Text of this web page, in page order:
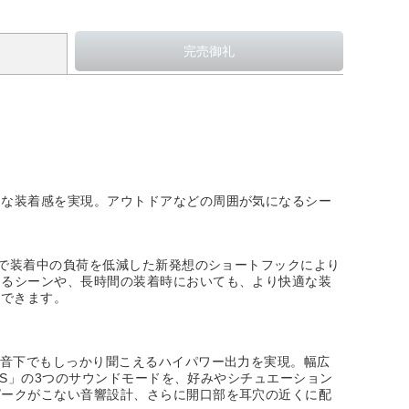
装着感を実現。アウトドアなどの周囲が気になるシー
着中の負荷を低減した新発想のショートフックにより
シーンや、長時間の装着時においても、より快適な装
きます。
下でもしっかり聞こえるハイパワー出力を実現。幅広
の3つのサウンドモードを、好みやシチュエーション
クがこない音響設計、さらに開口部を耳穴の近くに配